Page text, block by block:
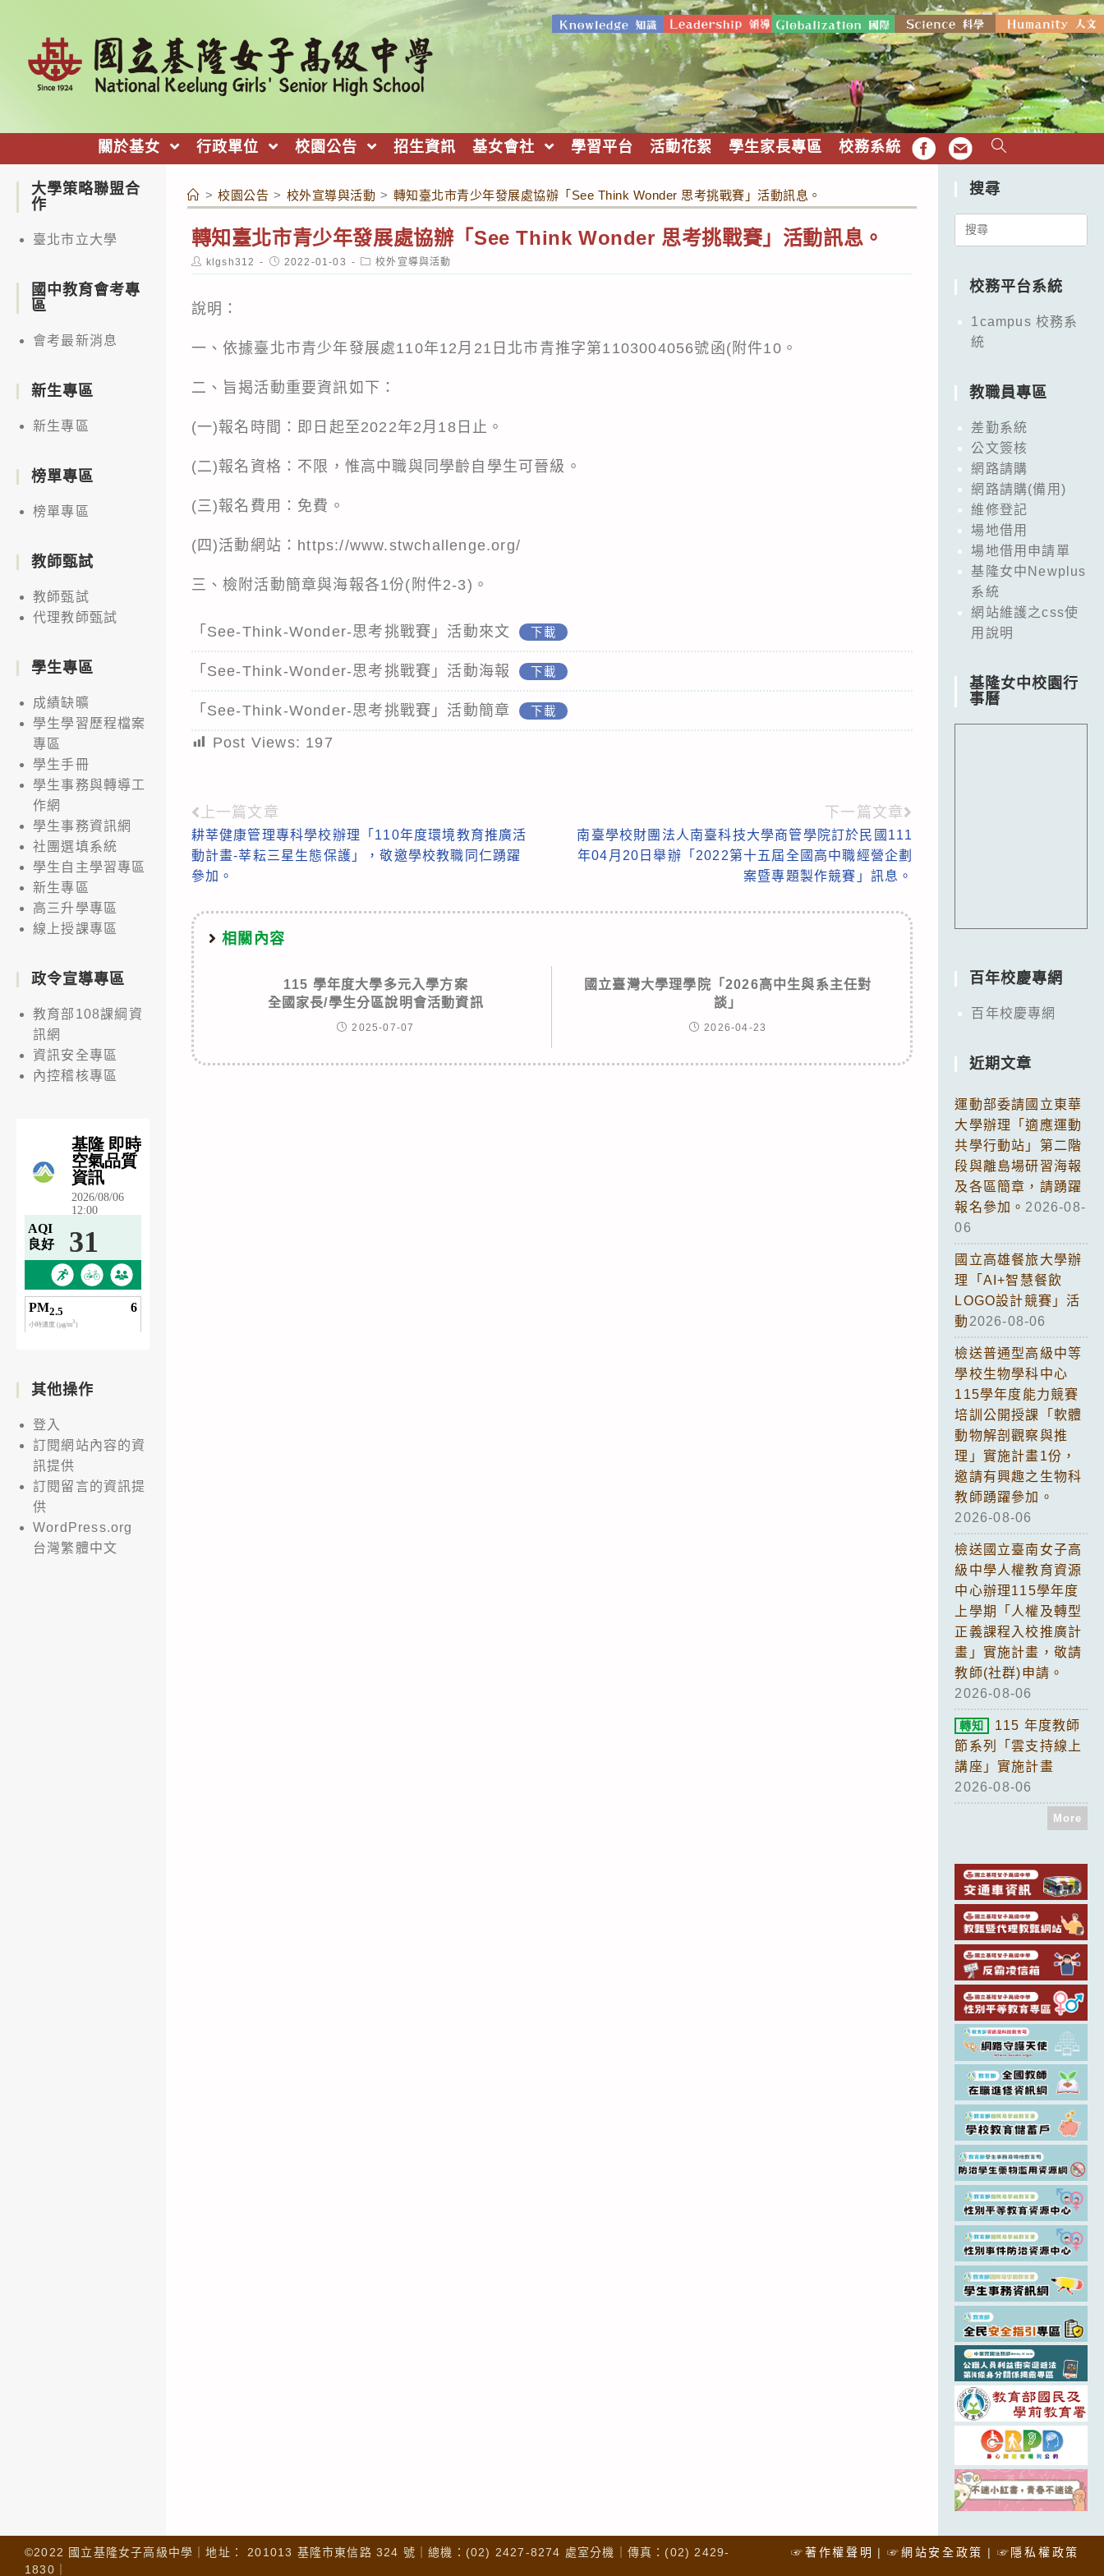
關於基女 行政單位 校園公告 招生資訊 基女會社 學習平台 活動花絮 學生家長專區 校務系統 FB EMAIL
> 校園公告 > 校外宣導與活動 > 轉知臺北市青少年發展處協辦「See Think Wonder 思考挑戰賽」活動訊息。
轉知臺北市青少年發展處協辦「See Think Wonder 思考挑戰賽」活動訊息。
Post
author:
klgsh312
Post
published:
2022-01-03
Post
category:
校外宣導與活動
說明：
一、依據臺北市青少年發展處110年12月21日北市青推字第1103004056號函(附件10。
二、旨揭活動重要資訊如下：
(一)報名時間：即日起至2022年2月18日止。
(二)報名資格：不限，惟高中職與同學齡自學生可晉級。
(三)報名費用：免費。
(四)活動網站：https://www.stwchallenge.org/
三、檢附活動簡章與海報各1份(附件2-3)。
「See-Think-Wonder-思考挑戰賽」活動來文 下載
「See-Think-Wonder-思考挑戰賽」活動海報 下載
「See-Think-Wonder-思考挑戰賽」活動簡章 下載
Post Views: 197
Read
more
articles
上一篇文章
耕莘健康管理專科學校辦理「110年度環境教育推廣活
動計畫-莘耘三星生態保護」，敬邀學校教職同仁踴躍
參加。
下一篇文章
南臺學校財團法人南臺科技大學商管學院訂於民國111
年04月20日舉辦「2022第十五屆全國高中職經營企劃
案暨專題製作競賽」訊息。
相關內容
115 學年度大學多元入學方案
全國家長/學生分區說明會活動資訊
2025-07-07
國立臺灣大學理學院「2026高中生與系主任對
談」
2026-04-23
大學策略聯盟合
作
臺北市立大學
國中教育會考專
區
會考最新消息
新生專區
新生專區
榜單專區
榜單專區
教師甄試
教師甄試
代理教師甄試
學生專區
成績缺曠
學生學習歷程檔案
專區
學生手冊
學生事務與轉導工
作網
學生事務資訊網
社團選填系統
學生自主學習專區
新生專區
高三升學專區
線上授課專區
政令宣導專區
教育部108課綱資
訊網
資訊安全專區
內控稽核專區
其他操作
登入
訂閱網站內容的資
訊提供
訂閱留言的資訊提
供
WordPress.org
台灣繁體中文
搜尋
Search
校務平台系統
1campus 校務系
統
教職員專區
差勤系統
公文簽核
網路請購
網路請購(備用)
維修登記
場地借用
場地借用申請單
基隆女中Newplus
系統
網站維護之css使
用說明
基隆女中校園行
事曆
百年校慶專網
百年校慶專網
近期文章
運動部委請國立東華
大學辦理「適應運動
共學行動站」第二階
段與離島場研習海報
及各區簡章，請踴躍
報名參加。 2026-08-
06
國立高雄餐旅大學辦
理「AI+智慧餐飲
LOGO設計競賽」活
動 2026-08-06
檢送普通型高級中等
學校生物學科中心
115學年度能力競賽
培訓公開授課「軟體
動物解剖觀察與推
理」實施計畫1份，
邀請有興趣之生物科
教師踴躍參加。
2026-08-06
檢送國立臺南女子高
級中學人權教育資源
中心辦理115學年度
上學期「人權及轉型
正義課程入校推廣計
畫」實施計畫，敬請
教師(社群)申請。
2026-08-06
轉知
115 年度教師
節系列「雲支持線上
講座」實施計畫
2026-08-06
More
☞著作權聲明 ☞網站安全政策 ☞隱私權政策
©2022 國立基隆女子高級中學｜地址： 201013 基隆市東信路 324 號｜總機：(02) 2427-8274 處室分機｜傳真：(02) 2429-
1830｜